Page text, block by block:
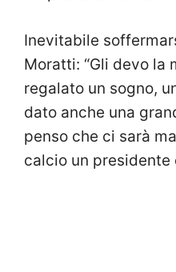
Inevitabile
Moratti: “Gli devo la
regalato un sogno,
dato anche una
penso che ci sarà
calcio un presidente